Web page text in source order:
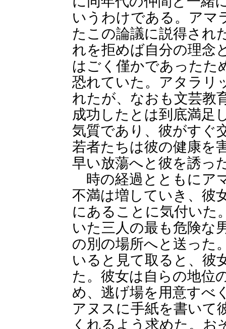
いうわけである。アマ
たこの論議に説得され
れを拒めば自分の理念
はごく僅かであったた
恐れていた。アタラリ
れたが、なおも文芸教
成功したとは到底満足
気質であり、彼がすぐ
若者たちは彼の健康を
早い放蕩へと彼を誘っ
時の経過とともにア
不満は増していき、彼
にあることに気付いた
いた三人の最も危険な
の別の場所へと送った
いると見て取ると、彼
た。彼女は自らの地位
め、逃げ場を用意すべ
アヌスに手紙を書いて
くれるよう求めた。お